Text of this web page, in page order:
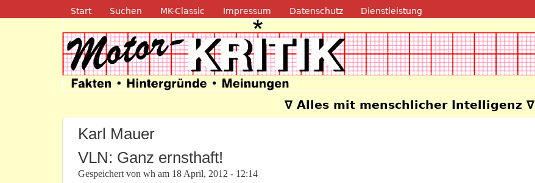
Direkt zum Inhalt
Navigation
Start Suchen MK-Classic Impressum Datenschutz Dienstleistung
Motor-Kritik.de∇ Alles mit menschlicher Intelligenz ∇
Karl Mauer
VLN: Ganz ernsthaft!
Gespeichert von wh am 18 April, 2012 - 12:14